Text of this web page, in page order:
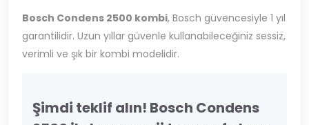
Bosch Condens 2500 kombi, Bosch güvencesiyle 1 yıl
garantilidir. Uzun yıllar güvenle kullanabileceğiniz sessiz,
verimli ve şık bir kombi modelidir.
Şimdi teklif alın! Bosch Condens